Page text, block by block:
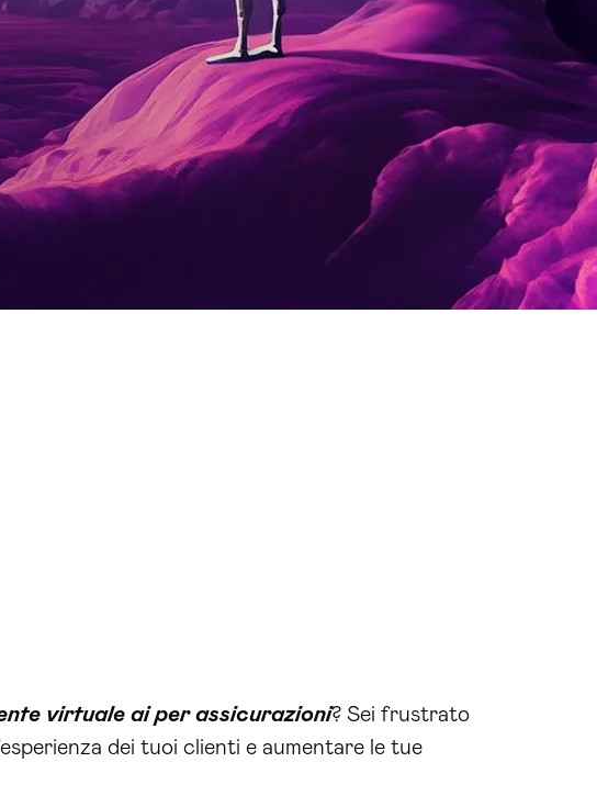
virtuale ai per assicurazioni? Sei frustrato
dei tuoi clienti e aumentare le tue